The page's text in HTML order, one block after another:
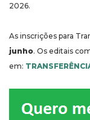
2026.
As inscrições para
junho. Os editais
em: